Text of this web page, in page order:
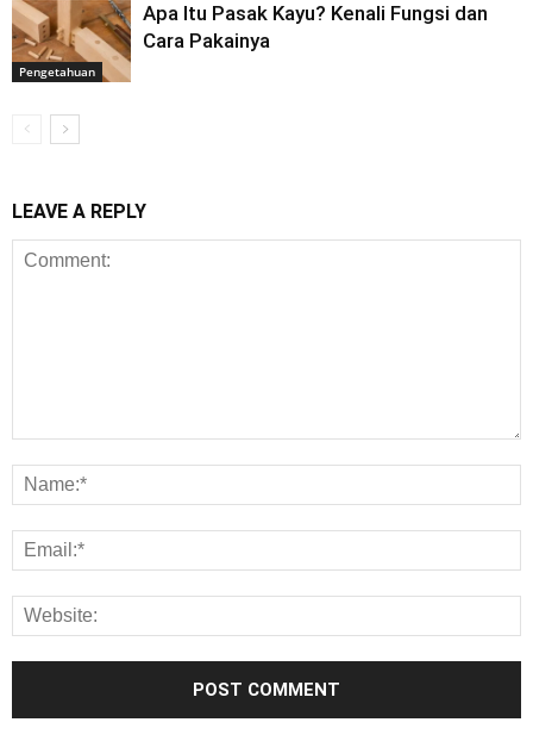
Pengetahuan
Apa Itu Pasak Kayu? Kenali Fungsi dan
Cara Pakainya
LEAVE A REPLY